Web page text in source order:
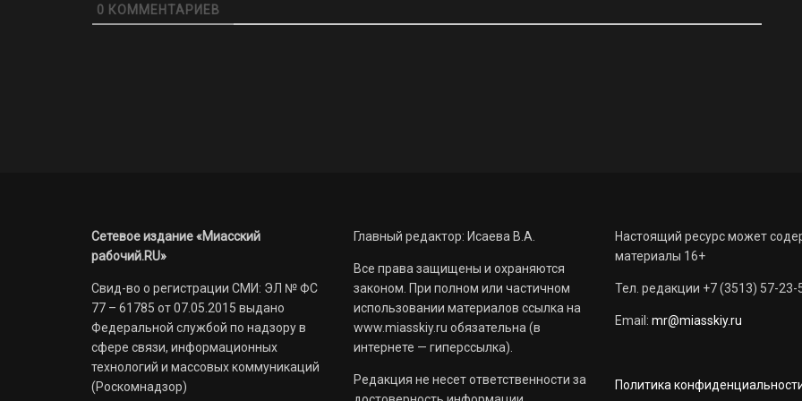
0 КОММЕНТАРИЕВ
Сетевое издание «Миасский
рабочий.RU»
Свид-во о регистрации СМИ: ЭЛ № ФС
77 – 61785 от 07.05.2015 выдано
Федеральной службой по надзору в
сфере связи, информационных
технологий и массовых коммуникаций
(Роскомнадзор)
Главный редактор: Исаева В.А.
Все права защищены и охраняются
законом. При полном или частичном
использовании материалов ссылка на
www.miasskiy.ru обязательна (в
интернете — гиперссылка).
Редакция не несет ответственности за
Настоящий ресурс может
материалы 16+
Тел. редакции +7 (3513) 57-23-
Email: mr@miasskiy.ru
Политика